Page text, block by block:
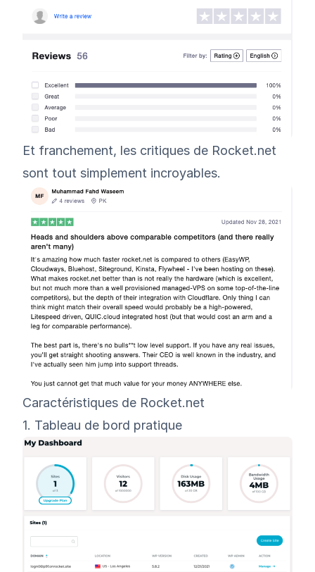
Et franchement, les critiques de Rocket.net
sont tout simplement incroyables.
Caractéristiques de Rocket.net
1. Tableau de bord pratique